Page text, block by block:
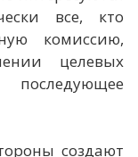
все, кто
комиссию,
целевых
создают